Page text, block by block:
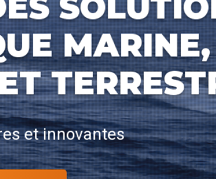
MARINE,
et innovantes